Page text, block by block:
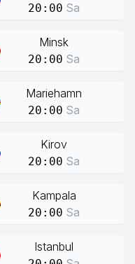
20:00 Sa
Minsk
20:00 Sa
Mariehamn
20:00 Sa
Kirov
20:00 Sa
Kampala
20:00 Sa
Istanbul